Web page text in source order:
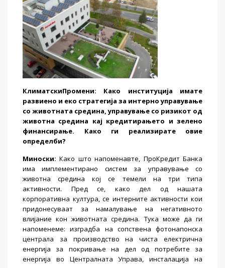
КлиматскиПромени: Како институција имате
развиено и еко стратегија за интерно управување
со животната средина, управување со ризикот од
животна средина кај кредитирањето и зелено
финансирање. Како ги реализирате овие
определби?
Миноски:Како што напоменавте, ПроКредит Банка
има имплементирано систем за управување со
животна средина кој се темели на три типа
активности. Пред се, како дел од нашата
корпоративна култура, се интерните активности кои
придонесуваат за намалување на негативното
влијание кон животната средина. Тука може да ги
напоменеме: изградба на сопствена фотонапонска
централа за производство на чиста електрична
енергија за покривање на дел од потребите за
енергија во Централната Управа, инсталација на